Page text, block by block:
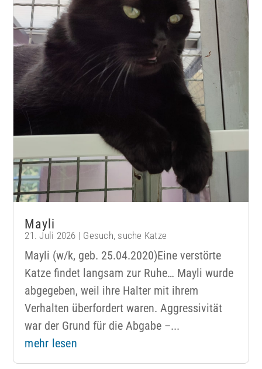
Mayli
21. Juli 2026 | Gesuch, suche Katze
Mayli (w/k, geb. 25.04.2020)Eine verstörte
Katze findet langsam zur Ruhe… Mayli wurde
abgegeben, weil ihre Halter mit ihrem
Verhalten überfordert waren. Aggressivität
war der Grund für die Abgabe –...
mehr lesen